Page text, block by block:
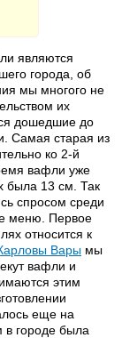
являются
города, об
мы многого не
их
дошедшие до
Самая старая из
ко 2-й
вафли уже
была 13 см. Так
спросом среди
меню. Первое
относится к
Вары мы
вафли и
этим
еще на
в городе была